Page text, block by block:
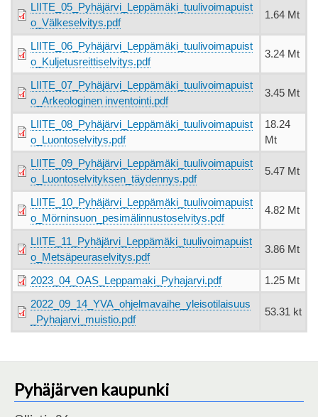
LIITE_05_Pyhäjärvi_Leppämäki_tuulivoimapuist
o_Välkeselvitys.pdf
1.64 Mt
LIITE_06_Pyhäjärvi_Leppämäki_tuulivoimapuist
o_Kuljetusreittiselvitys.pdf
3.24 Mt
LIITE_07_Pyhäjärvi_Leppämäki_tuulivoimapuist
o_Arkeologinen inventointi.pdf
3.45 Mt
LIITE_08_Pyhäjärvi_Leppämäki_tuulivoimapuist
o_Luontoselvitys.pdf
18.24
Mt
LIITE_09_Pyhäjärvi_Leppämäki_tuulivoimapuist
o_Luontoselvityksen_täydennys.pdf
5.47 Mt
LIITE_10_Pyhäjärvi_Leppämäki_tuulivoimapuist
o_Mörninsuon_pesimälinnustoselvitys.pdf
4.82 Mt
LIITE_11_Pyhäjärvi_Leppämäki_tuulivoimapuist
o_Metsäpeuraselvitys.pdf
3.86 Mt
2023_04_OAS_Leppamaki_Pyhajarvi.pdf 1.25 Mt
2022_09_14_YVA_ohjelmavaihe_yleisotilaisuus
_Pyhajarvi_muistio.pdf
53.31 kt
Pyhäjärven kaupunki